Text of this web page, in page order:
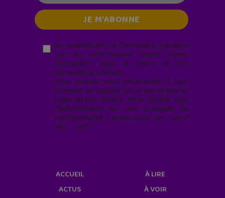
En soumettant ce formulaire, j’accepte
que les informations saisies soient
exploitées* dans le cadre de ma
demande de contact.
Vous pouvez vous désabonner à tout
moment en cliquant sur le lien en bas de
page de nos emails. Pour obtenir plus
d'informations sur nos pratiques de
confidentialité, rendez-vous sur notre
site web
ACCUEIL
ACTUS
À LIRE
À VOIR